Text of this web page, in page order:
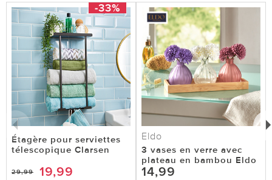
-33%
Étagère pour serviettes
télescopique Clarsen
29,99 19,99
Eldo
3 vases en verre avec
plateau en bambou Eldo
14,99